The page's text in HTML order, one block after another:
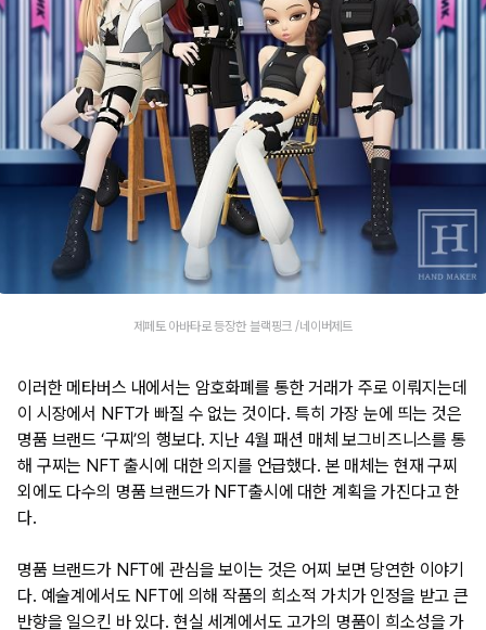
제페토 아바타로 등장한 블랙핑크 /네이버제트
이러한 메타버스 내에서는 암호화폐를 통한 거래가 주로 이뤄지는데
이 시장에서 NFT가 빠질 수 없는 것이다. 특히 가장 눈에 띄는 것은
명품 브랜드 ‘구찌’의 행보다. 지난 4월 패션 매체 보그비즈니스를 통
해 구찌는 NFT 출시에 대한 의지를 언급했다. 본 매체는 현재 구찌
외에도 다수의 명품 브랜드가 NFT출시에 대한 계획을 가진다고 한
다.
명품 브랜드가 NFT에 관심을 보이는 것은 어찌 보면 당연한 이야기
다. 예술계에서도 NFT에 의해 작품의 희소적 가치가 인정을 받고 큰
반향을 일으킨 바 있다. 현실 세계에서도 고가의 명품이 희소성을 가